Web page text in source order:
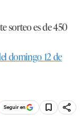
sorteo es de 450
domingo 12 de
Seguir en